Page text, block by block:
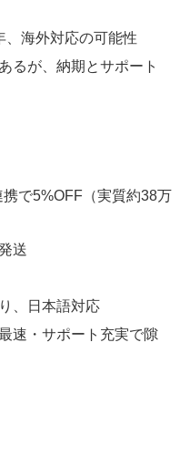
、海外対応の可能性
るが、納期とサポート
で5%OFF（実質約38万
送
、日本語対応
速・サポート充実で隙